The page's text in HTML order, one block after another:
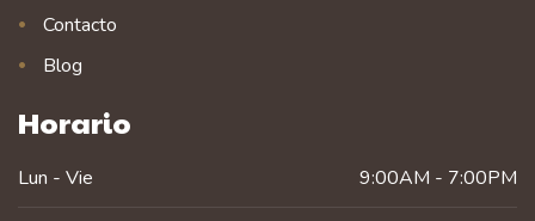
Contacto
Blog
Horario
Lun - Vie 9:00AM - 7:00PM